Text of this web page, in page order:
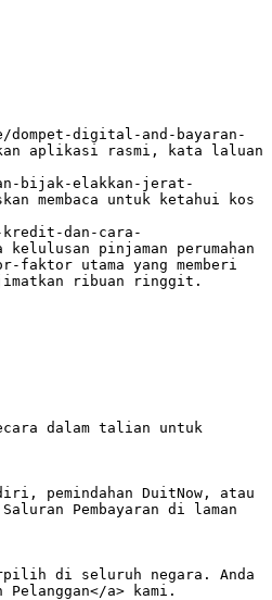
dompet-digital-and-bayaran-
aplikasi rasmi, kata laluan
bijak-elakkan-jerat-
membaca untuk ketahui kos
kredit-dan-cara-
pinjaman perumahan
faktor utama yang memberi
ribuan ringgit.
dalam talian untuk
pemindahan DuitNow, atau
Pembayaran di laman
di seluruh negara. Anda
a> kami.